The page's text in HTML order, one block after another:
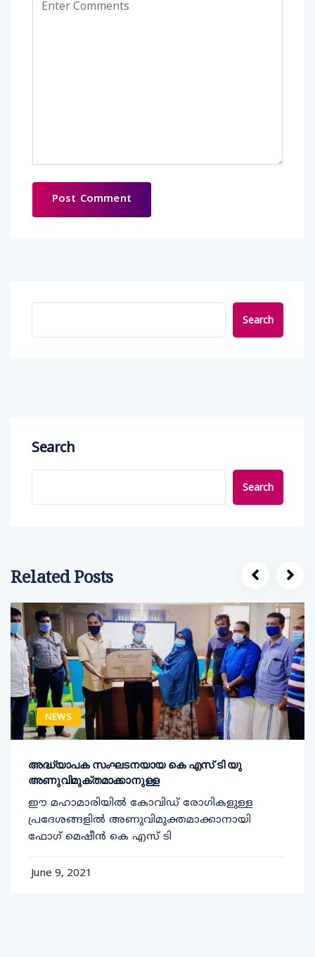
Search
Search
Search
Related Posts
NEWS
അദ്ധ്യാപക സംഘടനയായ കെ എസ് ടി യു
അണുവിമുക്തമാക്കാനുള്ള
ഈ മഹാമാരിയിൽ കോവിഡ് രോഗികളുള്ള
പ്രദേശങ്ങളിൽ അണുവിമുക്തമാക്കാനായി
ഫോഗ് മെഷീൻ കെ എസ് ടി
June 9, 2021